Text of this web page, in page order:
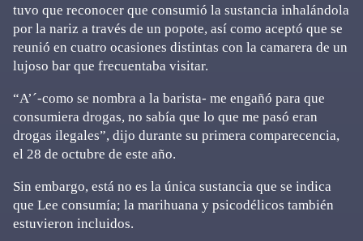
tuvo que reconocer que consumió la sustancia inhalándola
por la nariz a través de un popote, así como aceptó que se
reunió en cuatro ocasiones distintas con la camarera de un
lujoso bar que frecuentaba visitar.
“A’´-como se nombra a la barista- me engañó para que
consumiera drogas, no sabía que lo que me pasó eran
drogas ilegales”, dijo durante su primera comparecencia,
el 28 de octubre de este año.
Sin embargo, está no es la única sustancia que se indica
que Lee consumía; la marihuana y psicodélicos también
estuvieron incluidos.